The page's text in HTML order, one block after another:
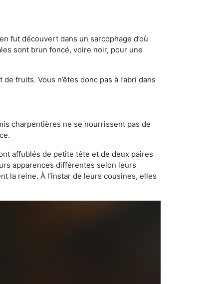
fut découvert dans un sarcophage d’où
sont brun foncé, voire noir, pour une
fruits. Vous n’êtes donc pas à l’abri dans
charpentières ne se nourrissent pas de
affublés de petite tête et de deux paires
apparences différentes selon leurs
la reine. À l’instar de leurs cousines, elles